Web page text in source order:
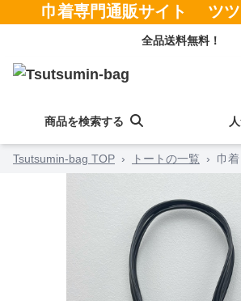
巾着専門通販サイト ツツ
全品送料無料！
商品を検索する
Tsutsumin-bag TOP › トートの一覧 › 巾